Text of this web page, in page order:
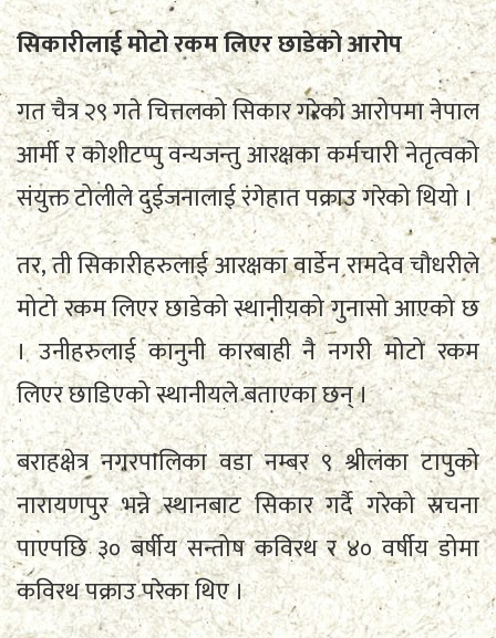
सिकारीलाई मोटो रकम लिएर छाडेको आरोप
गत चैत्र २९ गते चित्तलको सिकार गरेको आरोपमा नेपाल
आर्मी र कोशीटप्पु वन्यजन्तु आरक्षका कर्मचारी नेतृत्वको
संयुक्त टोलीले दुईजनालाई रंगेहात पक्राउ गरेको थियो ।
तर, ती सिकारीहरुलाई आरक्षका वार्डेन रामदेव चौधरीले
मोटो रकम लिएर छाडेको स्थानीयको गुनासो आएको छ
। उनीहरुलाई कानुनी कारबाही नै नगरी मोटो रकम
लिएर छाडिएको स्थानीयले बताएका छन् ।
बराहक्षेत्र नगरपालिका वडा नम्बर ९ श्रीलंका टापुको
नारायणपुर भन्ने स्थानबाट सिकार गर्दै गरेको स्रचना
पाएपछि ३० बर्षीय सन्तोष कविरथ र ४० वर्षीय डोमा
कविरथ पक्राउ परेका थिए ।